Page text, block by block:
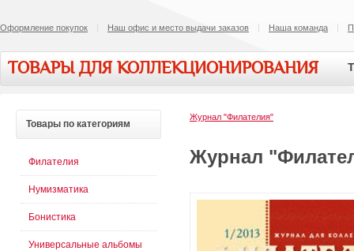
Оформление покупок Наш офис и место выдачи заказов Наша команда
ТОВАРЫ ДЛЯ КОЛЛЕКЦИОНИРОВАНИЯ
Журнал "Филателия"
Журнал
Товары по категориям
Филателия
Нумизматика
Бонистика
Универсальные альбомы